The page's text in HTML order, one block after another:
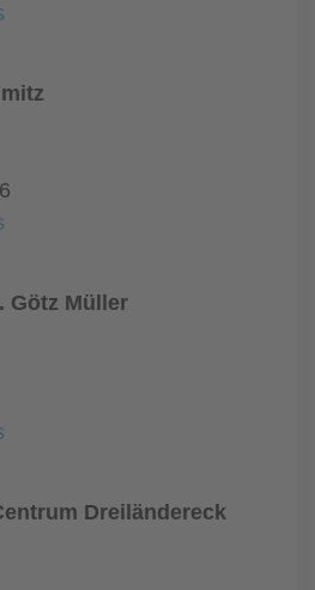
Götz Müller
Dreiländereck